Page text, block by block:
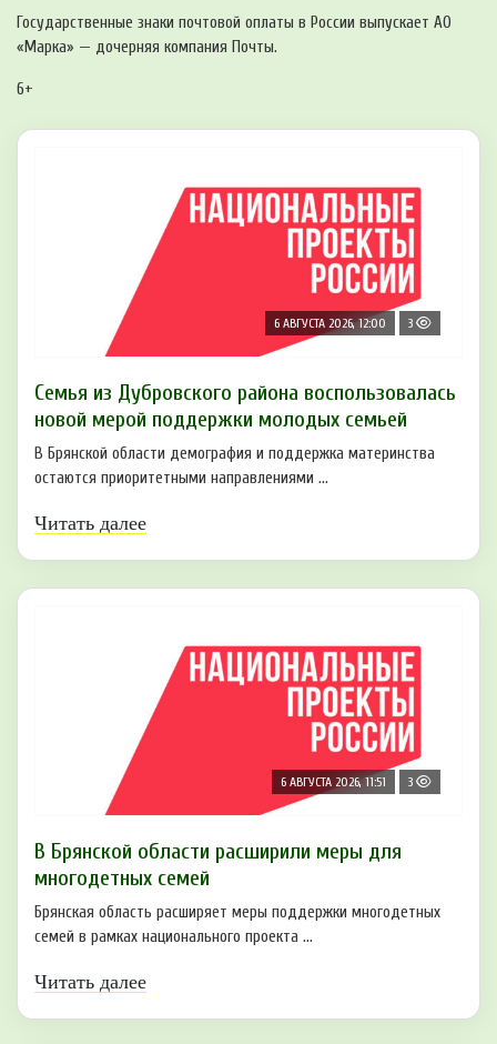
Государственные знаки почтовой оплаты в России выпускает АО
«Марка» — дочерняя компания Почты.
6+
6 АВГУСТА 2026, 12:00 3
Семья из Дубровского района воспользовалась
новой мерой поддержки молодых семьей
В Брянской области демография и поддержка материнства
остаются приоритетными направлениями ...
Читать далее
6 АВГУСТА 2026, 11:51 3
В Брянской области расширили меры для
многодетных семей
Брянская область расширяет меры поддержки многодетных
семей в рамках национального проекта ...
Читать далее